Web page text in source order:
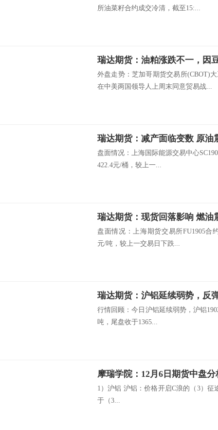
所油菜籽合约成交冷清，截至15:...
瑞达期货：油粕涨跌不一，因
外盘走势：芝加哥期货交易所(CBOT)
在中美两国领导人上周末同意贸易战...
瑞达期货：减产面临变数
盘面情况：上海国际能源交易中心
422.4元/桶，较上一...
瑞达期货：现货回落影响 燃油
盘面情况：上海期货交易所FU1905合
元/吨，较上一交易日下跌...
瑞达期货：沪铝延续弱势，反
行情回顾：今日沪铝延续弱势，沪铝
吨，尾盘收于1365...
摩瑞学院：12月6日期货中盘分
1）沪铝 沪铝：价格开启C浪的（3）征
于（3...